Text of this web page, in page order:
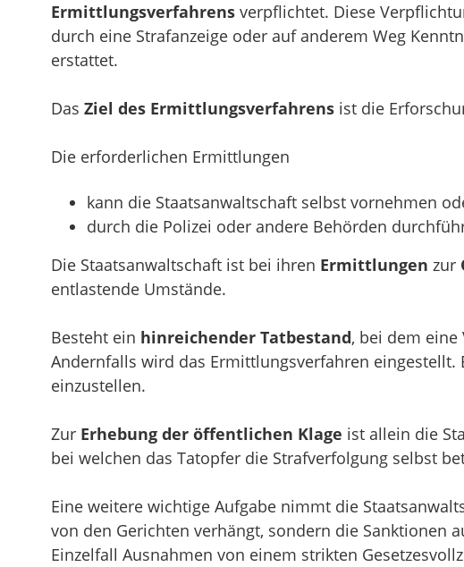
Ermittlungsverfahrens verpflichtet. Diese
durch eine Strafanzeige oder auf anderem Weg
erstattet.
Das Ziel des Ermittlungsverfahrens ist die
Die erforderlichen Ermittlungen
kann die Staatsanwaltschaft selbst vornehmen
durch die Polizei oder andere Behörden
Die Staatsanwaltschaft ist bei ihren Ermittlungen zur
entlastende Umstände.
Besteht ein hinreichender Tatbestand, bei dem
Andernfalls wird das Ermittlungsverfahren
einzustellen.
Zur Erhebung der öffentlichen Klage ist allein die
bei welchen das Tatopfer die Strafverfolgung selbst
Eine weitere wichtige Aufgabe nimmt die
von den Gerichten verhängt, sondern die Sanktionen
Einzelfall Ausnahmen von einem strikten